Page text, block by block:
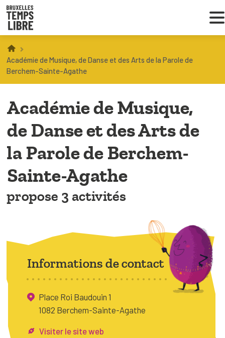
Coordinations ATL
VOUS CHERCHEZ DES ACTIVITÉS
À BRUXELLES
Trouver une activité
Bruxelles Temps Libre
Académie de Musique, de Danse et des Arts de la Parole de
Berchem-Sainte-Agathe
Académie de Musique,
de Danse et des Arts de
la Parole de Berchem-
Sainte-Agathe
propose 3 activités
Informations de contact
Place Roi Baudouin 1
1082 Berchem-Sainte-Agathe
Visiter le site web